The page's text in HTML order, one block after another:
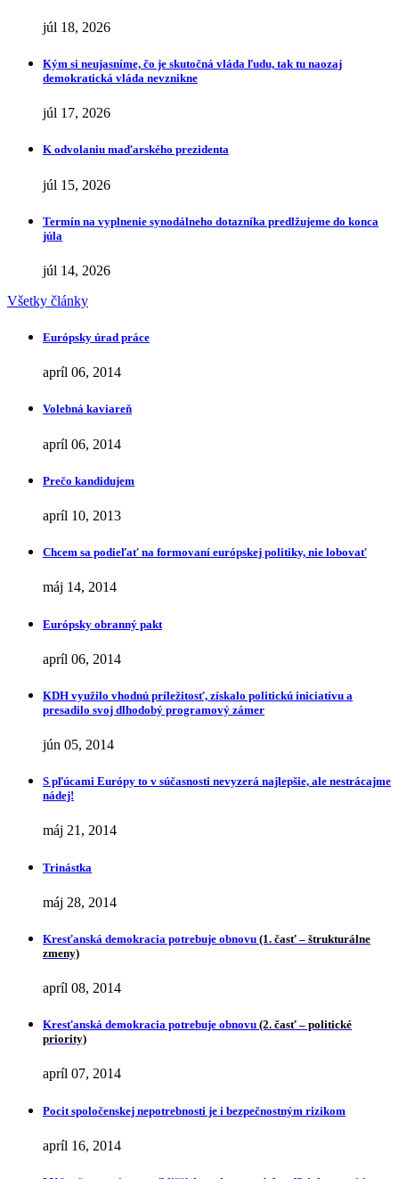
júl 18, 2026
Kým si neujasníme, čo je skutočná vláda ľudu, tak tu naozaj
demokratická vláda nevznikne
júl 17, 2026
K odvolaniu maďarského prezidenta
júl 15, 2026
Termín na vyplnenie synodálneho dotazníka predlžujeme do konca
júla
júl 14, 2026
Všetky články
Európsky úrad práce
apríl 06, 2014
Volebná kaviareň
apríl 06, 2014
Prečo kandidujem
apríl 10, 2013
Chcem sa podieľať na formovaní európskej politiky, nie lobovať
máj 14, 2014
Európsky obranný pakt
apríl 06, 2014
KDH využilo vhodnú príležitosť, získalo politickú iniciatívu a
presadilo svoj dlhodobý programový zámer
jún 05, 2014
S pľúcami Európy to v súčasnosti nevyzerá najlepšie, ale nestrácajme
nádej!
máj 21, 2014
Trinástka
máj 28, 2014
Kresťanská demokracia potrebuje obnovu (1. časť – štrukturálne
zmeny)
apríl 08, 2014
Kresťanská demokracia potrebuje obnovu (2. časť – politické
priority)
apríl 07, 2014
Pocit spoločenskej nepotrebnosti je i bezpečnostným rizikom
apríl 16, 2014